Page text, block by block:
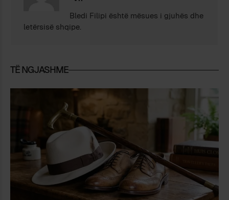
Bledi Filipi është mësues i gjuhës dhe
letërsisë shqipe.
TË NGJASHME